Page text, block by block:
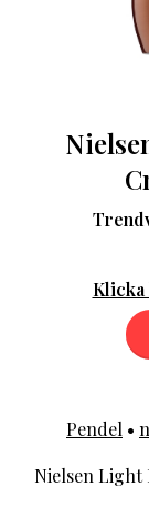
Klicka
Pendel •
Nielsen Light